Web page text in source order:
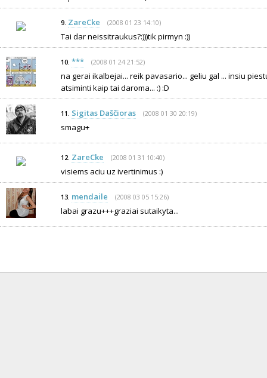
9. ZareCke (2008 01 23 14:10)
Tai dar neissitraukus?:)))tik pirmyn :))
10. *** (2008 01 24 21:52)
na gerai ikalbejai... reik pavasario... geliu gal ... insiu
atsiminti kaip tai daroma... :) :D
11. Sigitas Daščioras (2008 01 30 20:19)
smagu+
12. ZareCke (2008 01 31 10:40)
visiems aciu uz ivertinimus :)
13. mendaile (2008 03 05 15:26)
labai grazu+++graziai sutaikyta...